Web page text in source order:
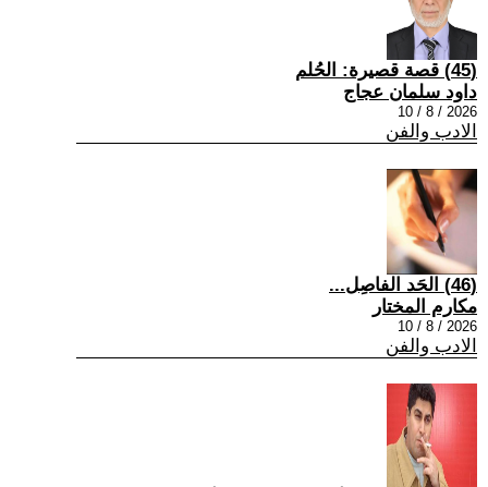
(45) قصة قصيرة: الحُلم
داود سلمان عجاج
2026 / 8 / 10
الادب والفن
(46) الحَد الفاصِل...
مكارم المختار
2026 / 8 / 10
الادب والفن